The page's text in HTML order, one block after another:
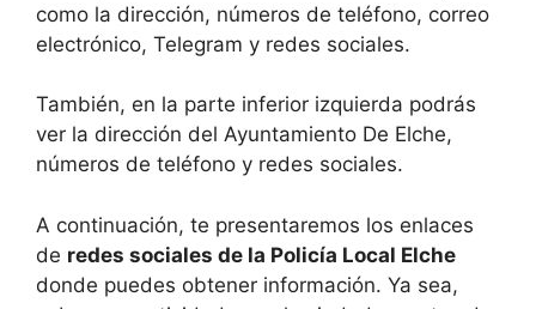
como la dirección, números de teléfono, correo
electrónico, Telegram y redes sociales.
También, en la parte inferior izquierda podrás
ver la dirección del Ayuntamiento De Elche,
números de teléfono y redes sociales.
A continuación, te presentaremos los enlaces
de redes sociales de la Policía Local Elche
donde puedes obtener información. Ya sea,